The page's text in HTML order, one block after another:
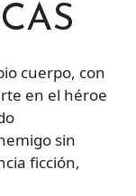
cuerpo, con
en el héroe
sin
ficción,